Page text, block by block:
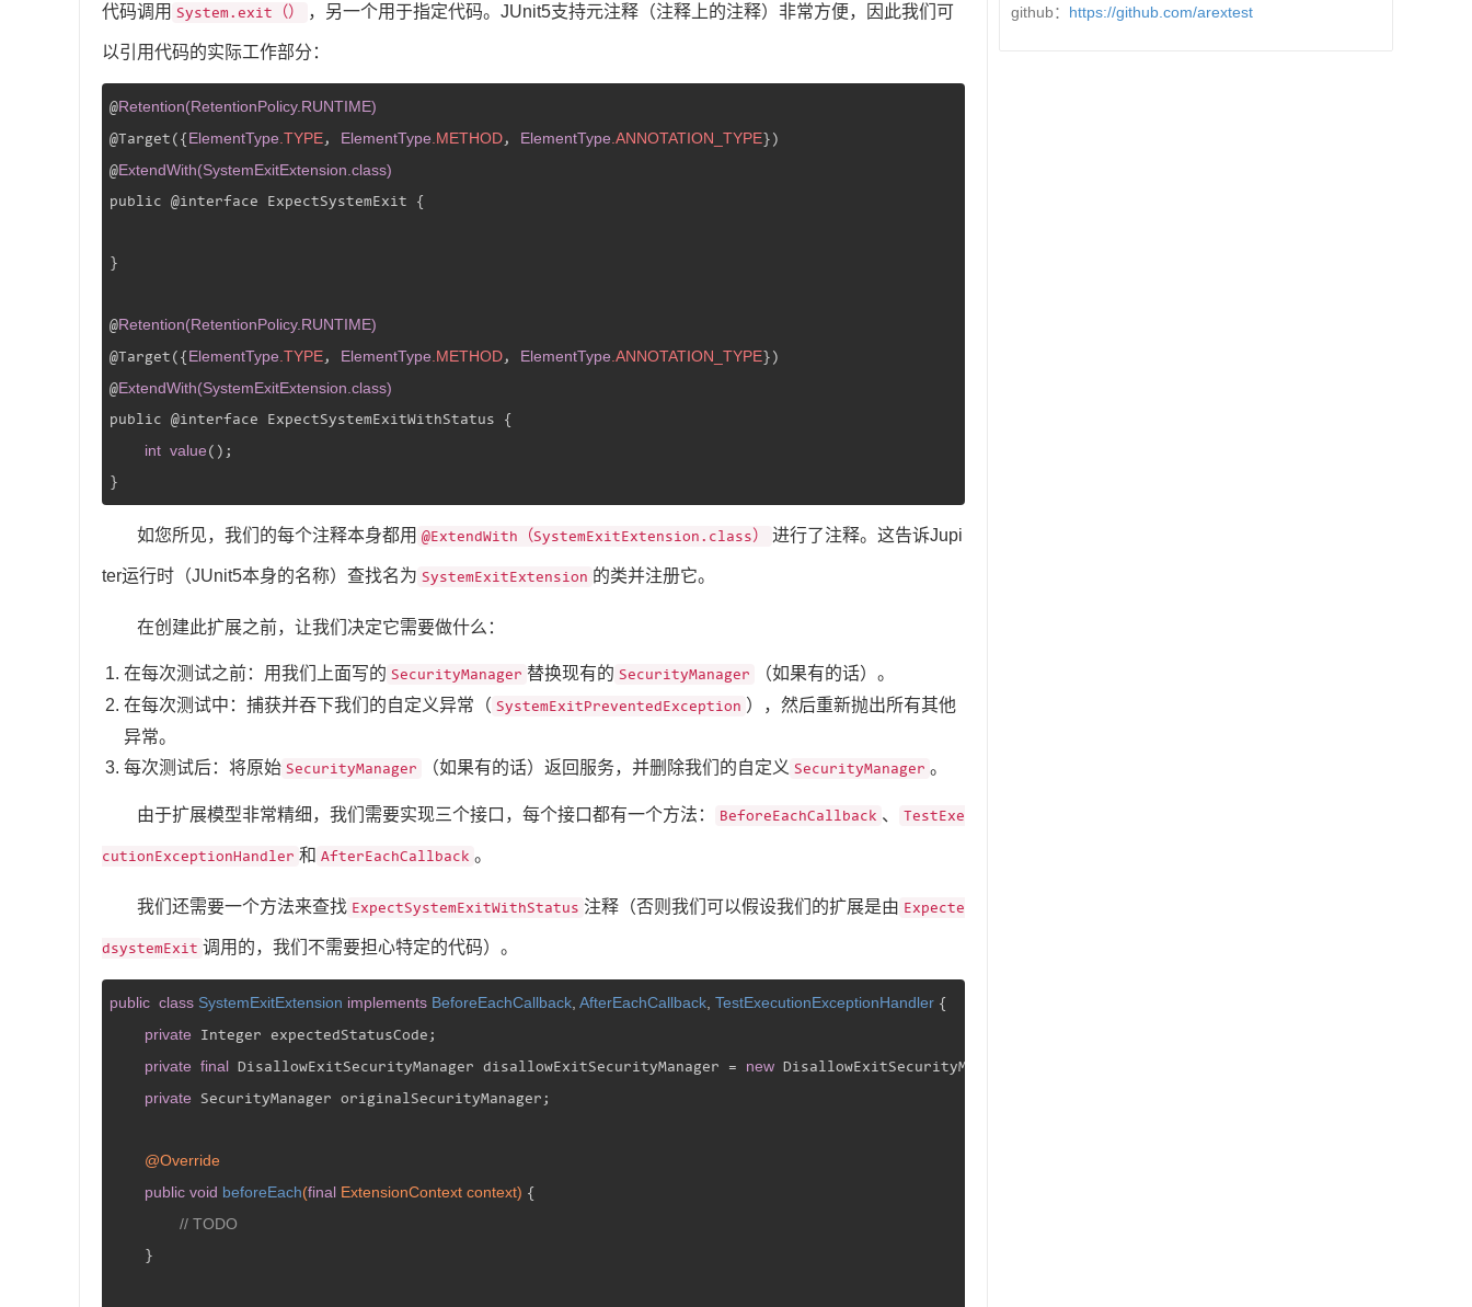
代码调用 System.exit（） ，另一个用于指定代码。JUnit5支持元注释（注释上的注释）非常方便，因此我们可
以引用代码的实际工作部分：
@Retention(RetentionPolicy.RUNTIME)
@Target({ ElementType .TYPE , ElementType .METHOD , ElementType .ANNOTATION_TYPE})
@ExtendWith(SystemExitExtension.class)
public @interface ExpectSystemExit {
}
@Retention(RetentionPolicy.RUNTIME)
@Target({ ElementType .TYPE , ElementType .METHOD , ElementType .ANNOTATION_TYPE})
@ExtendWith(SystemExitExtension.class)
public @interface ExpectSystemExitWithStatus {
int value ();
}
如您所见，我们的每个注释本身都用 @ExtendWith（SystemExitExtension.class） 进行了注释。这告诉Jupi
ter运行时（JUnit5本身的名称）查找名为 SystemExitExtension 的类并注册它。
在创建此扩展之前，让我们决定它需要做什么：
在每次测试之前：用我们上面写的 SecurityManager 替换现有的 SecurityManager
（如果有的话）。
在每次测试中：捕获并吞下我们的自定义异常（ SystemExitPreventedException ），然后重新抛出所有其他
异常。
每次测试后：将原始 SecurityManager （如果有的话）返回服务，并删除我们的自定义 SecurityManager 。
由于扩展模型非常精细，我们需要实现三个接口，每个接口都有一个方法： BeforeEachCallback 、 TestExe
cutionExceptionHandler 和 AfterEachCallback 。
我们还需要一个方法来查找 ExpectSystemExitWithStatus 注释（否则我们可以假设我们的扩展是由 Expecte
dsystemExit 调用的，我们不需要担心特定的代码）。
public class SystemExitExtension implements BeforeEachCallback, AfterEachCallback, TestExecutionExceptionHandler {
private Integer expectedStatusCode;
private final DisallowExitSecurityManager disallowExitSecurityManager = new DisallowExitSecurityManager(System.getSecurityManager());
private SecurityManager originalSecurityManager;
@Override
public void beforeEach(final ExtensionContext context) {
// TODO
    }
github： https://github.com/arextest